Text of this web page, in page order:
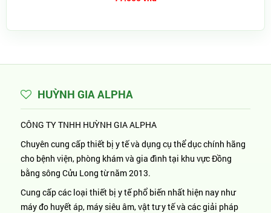
HUỲNH GIA ALPHA
CÔNG TY TNHH HUỲNH GIA ALPHA
Chuyên cung cấp thiết bị y tế và dụng cụ thể dục chính hãng
cho bệnh viện, phòng khám và gia đình tại khu vực Đồng
bằng sông Cửu Long từ năm 2013.
Cung cấp các loại thiết bị y tế phổ biến nhất hiện nay như
máy đo huyết áp, máy siêu âm, vật tư y tế và các giải pháp